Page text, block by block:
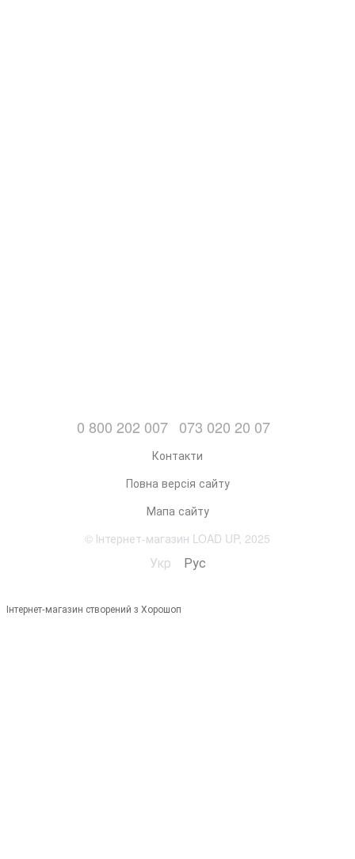
0 800 202 007 073 020 20 07
Контакти
Повна версія сайту
Мапа сайту
© Інтернет-магазин LOAD UP, 2025
Укр Рус
Інтернет-магазин створений з Хорошоп